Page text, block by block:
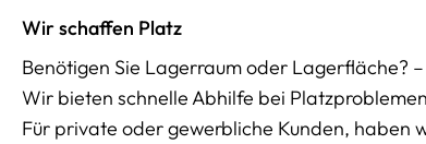
Wir schaffen Platz
Benötigen Sie Lagerraum oder Lagerfläche?
Wir bieten schnelle Abhilfe bei
Für private oder gewerbliche Kunden, haben